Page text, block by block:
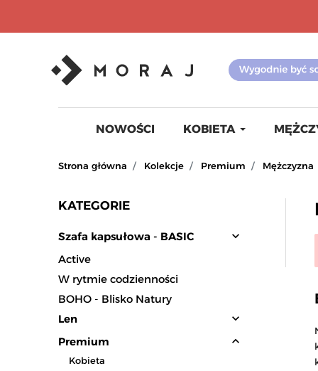
NOWOŚCI KOBIETA
Strona główna Kolekcje Premium Mężczyzna
KATEGORIE
Szafa kapsułowa - BASIC expand_more
Active
W rytmie codzienności
BOHO - Blisko Natury
Len
expand_more
Premium expand_less
Kobieta